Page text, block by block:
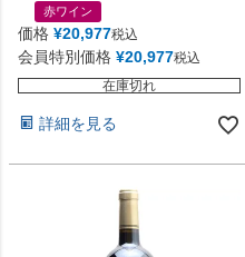
赤ワイン
価格 ¥20,977税込
会員特別価格 ¥20,977税込
在庫切れ
詳細を見る